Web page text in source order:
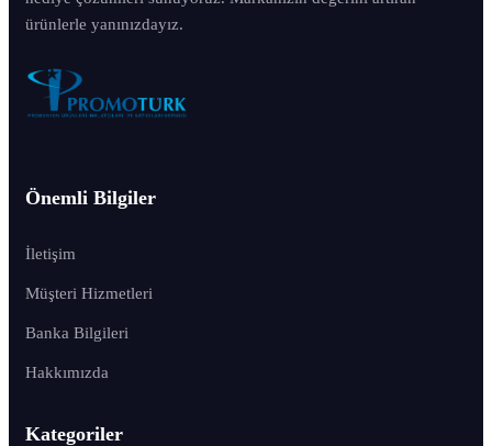
ürünlerle yanınızdayız.
Önemli Bilgiler
İletişim
Müşteri Hizmetleri
Banka Bilgileri
Hakkımızda
Kategoriler